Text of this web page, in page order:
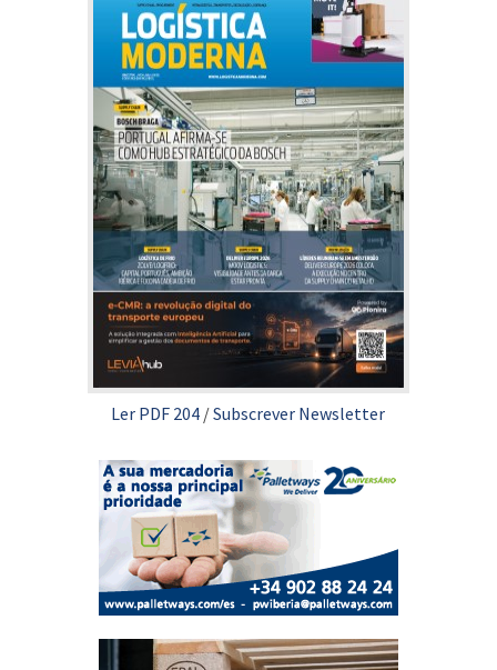
Ler PDF 204 /Subscrever Newsletter